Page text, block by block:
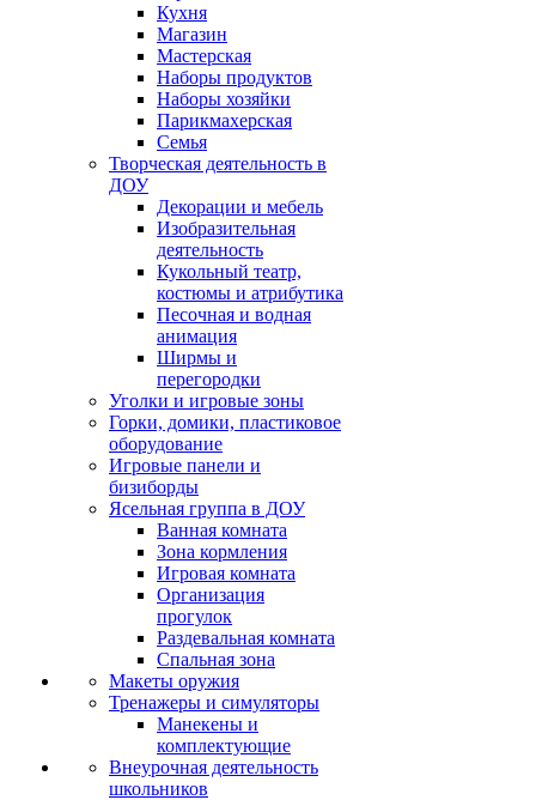
Кухня
Магазин
Мастерская
Наборы продуктов
Наборы хозяйки
Парикмахерская
Семья
Творческая деятельность в
ДОУ
Декорации и мебель
Изобразительная
деятельность
Кукольный театр,
костюмы и атрибутика
Песочная и водная
анимация
Ширмы и
перегородки
Уголки и игровые зоны
Горки, домики, пластиковое
оборудование
Игровые панели и
бизиборды
Ясельная группа в ДОУ
Ванная комната
Зона кормления
Игровая комната
Организация
прогулок
Раздевальная комната
Спальная зона
Макеты оружия
Тренажеры и симуляторы
Манекены и
комплектующие
Внеурочная деятельность
школьников